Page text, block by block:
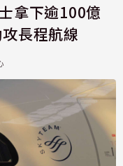
拿下逾100億
長程航線